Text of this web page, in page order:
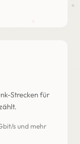
Strecken für
s und mehr